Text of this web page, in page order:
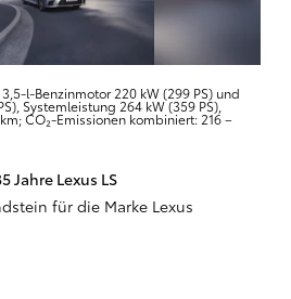
l-Benzinmotor 220 kW (299 PS) und
Systemleistung 264 kW (359 PS),
CO₂-Emissionen kombiniert: 216 –
Jahre Lexus LS
für die Marke Lexus